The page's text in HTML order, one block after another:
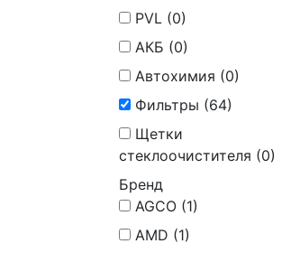
PVL (0)
АКБ (0)
Автохимия (0)
Фильтры (64)
Щетки
стеклоочистителя (0)
Бренд
AGCO (1)
AMD (1)